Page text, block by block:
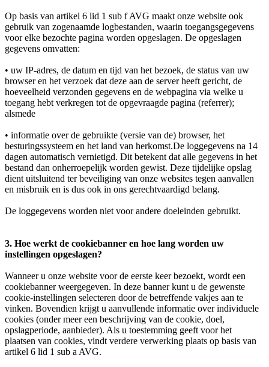
Op basis van artikel 6 lid 1 sub f AVG maakt onze website ook
gebruik van zogenaamde logbestanden, waarin toegangsgegevens
voor elke bezochte pagina worden opgeslagen. De opgeslagen
gegevens omvatten:
• uw IP-adres, de datum en tijd van het bezoek, de status van uw
browser en het verzoek dat deze aan de server heeft gericht, de
hoeveelheid verzonden gegevens en de webpagina via welke u
toegang hebt verkregen tot de opgevraagde pagina (referrer);
alsmede
• informatie over de gebruikte (versie van de) browser, het
besturingssysteem en het land van herkomst.De loggegevens na 14
dagen automatisch vernietigd. Dit betekent dat alle gegevens in het
bestand dan onherroepelijk worden gewist. Deze tijdelijke opslag
dient uitsluitend ter beveiliging van onze websites tegen aanvallen
en misbruik en is dus ook in ons gerechtvaardigd belang.
De loggegevens worden niet voor andere doeleinden gebruikt.
3. Hoe werkt de cookiebanner en hoe lang worden uw
instellingen opgeslagen?
Wanneer u onze website voor de eerste keer bezoekt, wordt een
cookiebanner weergegeven. In deze banner kunt u de gewenste
cookie-instellingen selecteren door de betreffende vakjes aan te
vinken. Bovendien krijgt u aanvullende informatie over individuele
cookies (onder meer een beschrijving van de cookie, doel,
opslagperiode, aanbieder). Als u toestemming geeft voor het
plaatsen van cookies, vindt verdere verwerking plaats op basis van
artikel 6 lid 1 sub a AVG.